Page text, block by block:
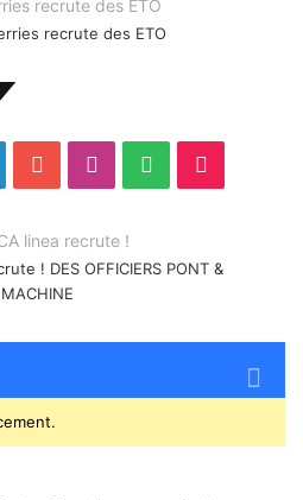
recrute des ETO
LinkedinYouTubeInstagram
Spotify
linea recrute !